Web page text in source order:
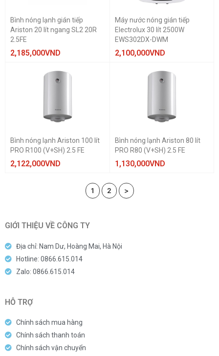
Bình nóng lạnh gián tiếp
Ariston 20 lít ngang SL2 20R
2.5FE
2,185,000VND
Máy nước nóng gián tiếp
Electrolux 30 lít 2500W
EWS302DX-DWM
2,100,000VND
Bình nóng lạnh Ariston 100 lít
PRO R100 (V+SH) 2.5 FE
2,122,000VND
Bình nóng lạnh Ariston 80 lít
PRO R80 (V+SH) 2.5 FE
1,130,000VND
1 2 >
GIỚI THIỆU VỀ CÔNG TY
Địa chỉ: Nam Dư, Hoàng Mai, Hà Nội
Hotline: 0866.615.014
Zalo: 0866.615.014
HỖ TRỢ
Chính sách mua hàng
Chính sách thanh toán
Chính sách vận chuyển